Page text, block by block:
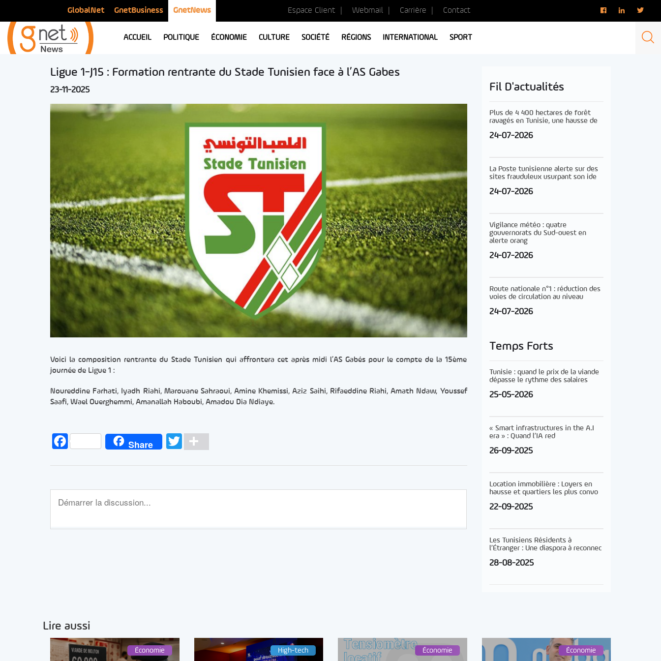
GlobalNet GnetBusiness GnetNews Espace Client Webmail Carrière Contact
ACCUEIL POLITIQUE ÉCONOMIE CULTURE SOCIÉTÉ RÉGIONS INTERNATIONAL SPORT
Ligue 1-J15 : Formation rentrante du Stade Tunisien face à l’AS Gabes
23-11-2025
Voici la composition rentrante du Stade Tunisien qui affrontera cet après midi l’AS Gabés pour le compte de la 15ème
journée de Ligue 1 :
Noureddine Farhati, Iyadh Riahi, Marouane Sahraoui, Amine Khemissi, Aziz Saihi, Rifaeddine Riahi, Amath Ndaw, Youssef
Saafi, Wael Ouerghemmi, Amanallah Haboubi, Amadou Dia Ndiaye.
FacebookShare TwitterPartager
Fil D'actualités
Plus de 4 400 hectares de forêt
ravagés en Tunisie, une hausse de
24-07-2026
La Poste tunisienne alerte sur des
sites frauduleux usurpant son ide
24-07-2026
Vigilance météo : quatre
gouvernorats du Sud-ouest en
alerte orang
24-07-2026
Route nationale n°1 : réduction des
voies de circulation au niveau
24-07-2026
Temps Forts
Tunisie : quand le prix de la viande
dépasse le rythme des salaires
25-05-2026
« Smart infrastructures in the A.I
era » : Quand l’IA red
26-09-2025
Location immobilière : Loyers en
hausse et quartiers les plus convo
22-09-2025
Les Tunisiens Résidents à
l’Étranger : Une diaspora à reconnec
28-08-2025
Lire aussi
Économie High-tech Économie Économie